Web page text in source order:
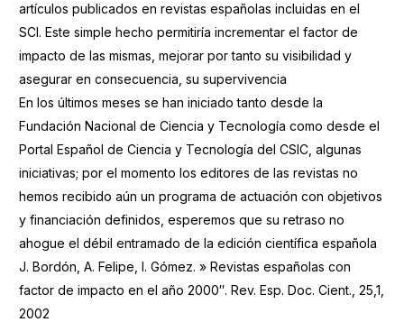
artículos publicados en revistas españolas incluidas en el
SCI. Este simple hecho permitiría incrementar el factor de
impacto de las mismas, mejorar por tanto su visibilidad y
asegurar en consecuencia, su supervivencia
En los últimos meses se han iniciado tanto desde la
Fundación Nacional de Ciencia y Tecnología como desde el
Portal Español de Ciencia y Tecnología del CSIC, algunas
iniciativas; por el momento los editores de las revistas no
hemos recibido aún un programa de actuación con objetivos
y financiación definidos, esperemos que su retraso no
ahogue el débil entramado de la edición científica española
J. Bordón, A. Felipe, I. Gómez. » Revistas españolas con
factor de impacto en el año 2000″. Rev. Esp. Doc. Cient., 25,1,
2002